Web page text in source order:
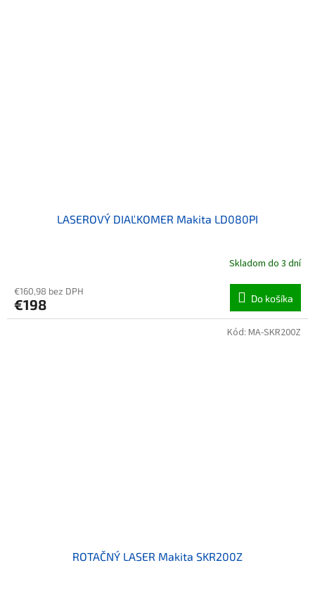
LASEROVÝ DIAĽKOMER Makita LD080PI
Skladom do 3 dní
€160,98 bez DPH
€198 Do košíka
ROTAČNÝ LASER Makita SKR200Z
Kód: MA-SKR200Z